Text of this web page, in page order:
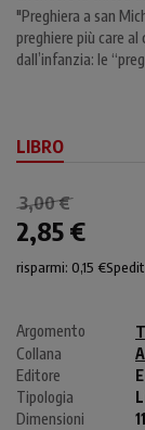
"Preghiera a san
preghiere più care
dall’infanzia: le
LIBRO
3,00 €
2,85 €
risparmi: 0,15 €
Argomento
Collana
Editore
Tipologia
Dimensioni